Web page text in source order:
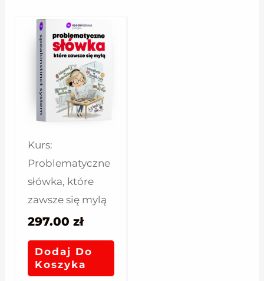
Kurs:
Problematyczne
słówka, które
zawsze się mylą
297.00 zł
Dodaj Do
Koszyka